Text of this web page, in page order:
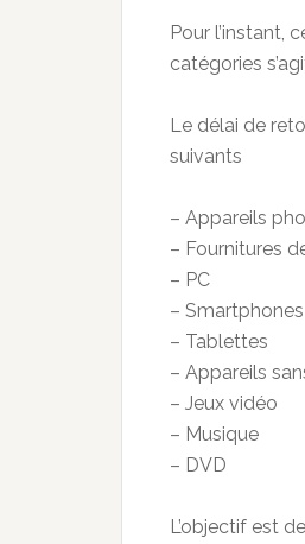
Pour l’instant,
catégories
Le délai de
suivants
– Appareils
– Fournitures
– PC
– Smartphones
– Tablettes
– Appareils
– Jeux vidéo
– Musique
– DVD
L’objectif est